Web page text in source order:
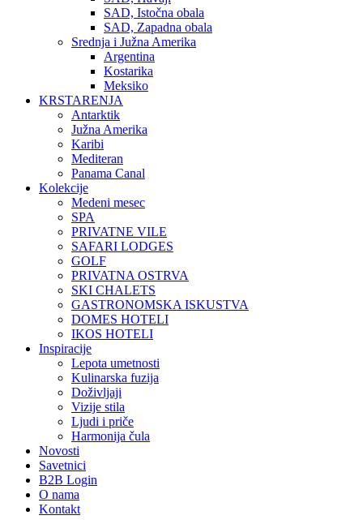
SAD, Istočna obala
SAD, Zapadna obala
Srednja i Južna Amerika
Argentina
Kostarika
Meksiko
KRSTARENJA
Antarktik
Južna Amerika
Karibi
Mediteran
Panama Canal
Kolekcije
Medeni mesec
SPA
PRIVATNE VILE
SAFARI LODGES
GOLF
PRIVATNA OSTRVA
SKI CHALETS
GASTRONOMSKA ISKUSTVA
DOMES HOTELI
IKOS HOTELI
Inspiracije
Lepota umetnosti
Kulinarska fuzija
Doživljaji
Vizije stila
Ljudi i priče
Harmonija čula
Novosti
Savetnici
B2B Login
O nama
Kontakt